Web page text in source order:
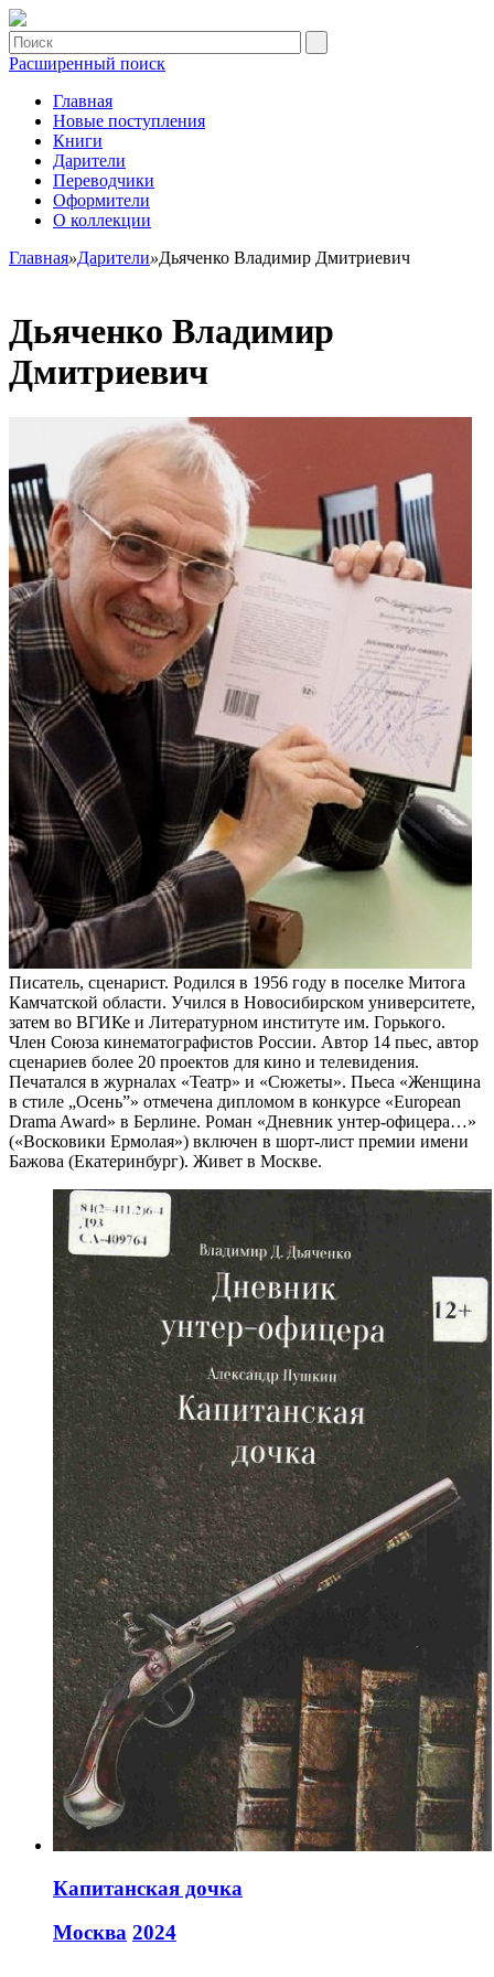
Расширенный поиск
Главная
Новые поступления
Книги
Дарители
Переводчики
Оформители
О коллекции
Главная»Дарители»Дьяченко Владимир Дмитриевич
Дьяченко Владимир
Дмитриевич
Писатель, сценарист. Родился в 1956 году в поселке Митога
Камчатской области. Учился в Новосибирском университете,
затем во ВГИКе и Литературном институте им. Горького.
Член Союза кинематографистов России. Автор 14 пьес, автор
сценариев более 20 проектов для кино и телевидения.
Печатался в журналах «Театр» и «Сюжеты». Пьеса «Женщина
в стиле „Осень”» отмечена дипломом в конкурсе «European
Drama Award» в Берлине. Роман «Дневник унтер-офицера…»
(«Восковики Ермолая») включен в шорт-лист премии имени
Бажова (Екатеринбург). Живет в Москве.
Капитанская дочка
Москва 2024